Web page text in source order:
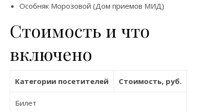
Особняк Морозовой (Дом приемов МИД)
Стоимость и что
включено
Категории посетителей Стоимость, руб.
Билет